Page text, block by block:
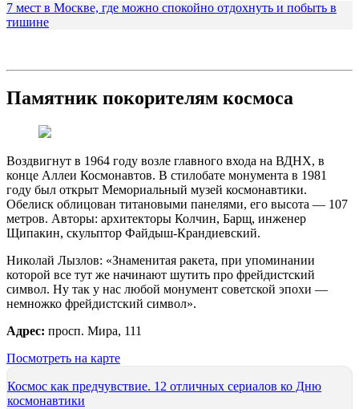
7 мест в Москве, где можно спокойно отдохнуть и побыть в
тишине
Памятник покорителям космоса
Воздвигнут в 1964 году возле главного входа на ВДНХ, в
конце Аллеи Космонавтов. В стилобате монумента в 1981
году был открыт Мемориальный музей космонавтики.
Обелиск облицован титановыми панелями, его высота — 107
метров. Авторы: архитекторы Колчин, Барщ, инженер
Щипакин, скульптор Файдыш-Крандиевский.
Николай Лызлов: «Знаменитая ракета, при упоминании
которой все тут же начинают шутить про фрейдистский
символ. Ну так у нас любой монумент советской эпохи —
немножко фрейдистский символ».
Адрес: просп. Мира, 111
Посмотреть на карте
Космос как предчувствие. 12 отличных сериалов ко Дню
космонавтики